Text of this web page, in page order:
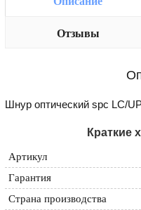
Отзывы
Шнур оптический spc LC/
Краткие
Артикул
Гарантия
Страна производства